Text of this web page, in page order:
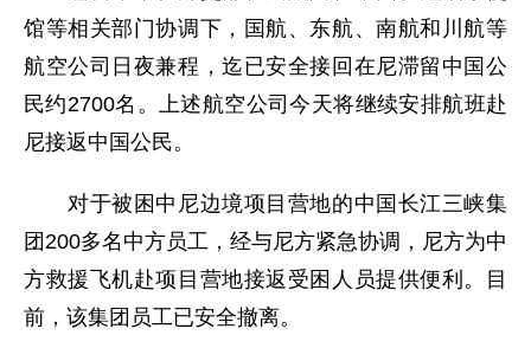
馆等相关部门协调下，国航、东航、南航和川航等
航空公司日夜兼程，迄已安全接回在尼滞留中国公
民约2700名。上述航空公司今天将继续安排航班赴
尼接返中国公民。
对于被困中尼边境项目营地的中国长江三峡集
团200多名中方员工，经与尼方紧急协调，尼方为中
方救援飞机赴项目营地接返受困人员提供便利。目
前，该集团员工已安全撤离。